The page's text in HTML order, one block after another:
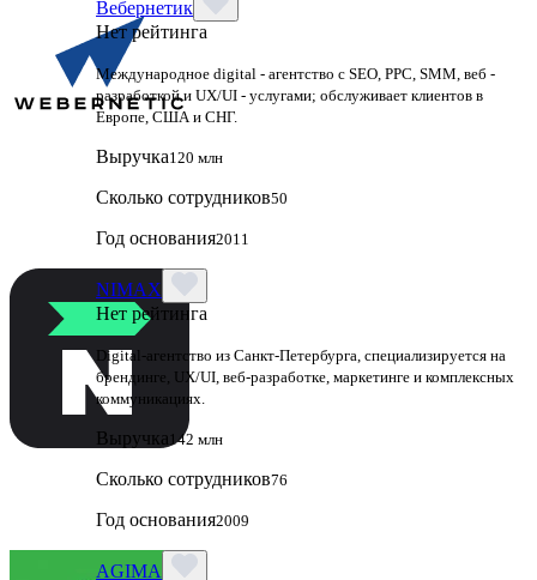
Вебернетик
Нет рейтинга
Международное digital - агентство с SEO, PPC, SMM, веб -
разработкой и UX/UI - услугами; обслуживает клиентов в
Европе, США и СНГ.
Выручка120 млн
Сколько сотрудников50
Год основания2011
NIMAX
Нет рейтинга
Digital-агентство из Санкт-Петербурга, специализируется на
брендинге, UX/UI, веб-разработке, маркетинге и комплексных
коммуникациях.
Выручка 142 млн
Сколько сотрудников76
Год основания2009
AGIMA